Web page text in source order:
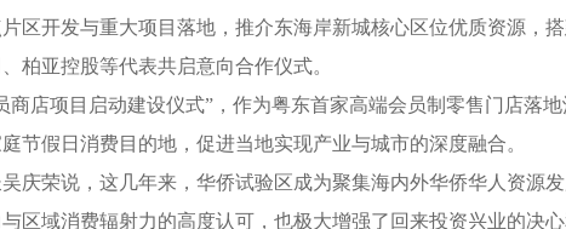
开发与重大项目落地，推介东海岸新城核心区位优质资源，
柏亚控股等代表共启意向合作仪式。
项目启动建设仪式”，作为粤东首家高端会员制零售门店落
节假日消费目的地，促进当地实现产业与城市的深度融合。
荣说，这几年来，华侨试验区成为聚集海内外华侨华人资源
区域消费辐射力的高度认可，也极大增强了回来投资兴业的决心